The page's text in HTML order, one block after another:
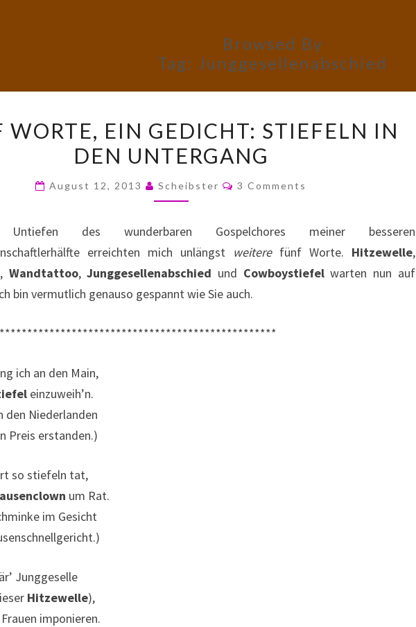
Browsed By
Tag: Junggesellenabschied
WORTE,
EIN
STIEFELN
DEN
UNTERGANG
WORTE, EIN GEDICHT: STIEFELN IN
DEN UNTERGANG
August 12, 2013 Scheibster Comments
3 Comments
des wunderbaren Gospelchores meiner besseren
erreichten mich unlängst weiterefünf Worte. Hitzewelle,
, Wandtattoo,Junggesellenabschied und Cowboystiefelwarten nun auf
bin vermutlich genauso gespannt wie Sie auch.
ich an den Main,
einzuweih’n.
den Niederlanden
Preis erstanden.)
so stiefeln tat,
um Rat.
im Gesicht
Junggeselle
Hitzewelle),
imponieren.